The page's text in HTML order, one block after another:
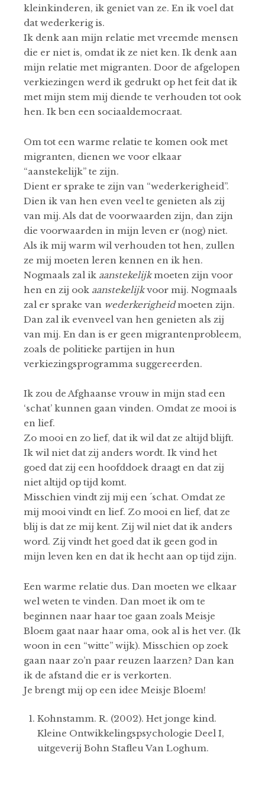
kleinkinderen, ik geniet van ze. En ik voel dat
dat wederkerig is.
Ik denk aan mijn relatie met vreemde mensen
die er niet is, omdat ik ze niet ken. Ik denk aan
mijn relatie met migranten. Door de afgelopen
verkiezingen werd ik gedrukt op het feit dat ik
met mijn stem mij diende te verhouden tot ook
hen. Ik ben een sociaaldemocraat.
Om tot een warme relatie te komen ook met
migranten, dienen we voor elkaar
“aanstekelijk” te zijn.
Dient er sprake te zijn van “wederkerigheid”.
Dien ik van hen even veel te genieten als zij
van mij. Als dat de voorwaarden zijn, dan zijn
die voorwaarden in mijn leven er (nog) niet.
Als ik mij warm wil verhouden tot hen, zullen
ze mij moeten leren kennen en ik hen.
Nogmaals zal ik aanstekelijkmoeten zijn voor
hen en zij ook aanstekelijkvoor mij. Nogmaals
zal er sprake van wederkerigheidmoeten zijn.
Dan zal ik evenveel van hen genieten als zij
van mij. En dan is er geen migrantenprobleem,
zoals de politieke partijen in hun
verkiezingsprogramma suggereerden.
Ik zou de Afghaanse vrouw in mijn stad een
‘schat’ kunnen gaan vinden. Omdat ze mooi is
en lief.
Zo mooi en zo lief, dat ik wil dat ze altijd blijft.
Ik wil niet dat zij anders wordt. Ik vind het
goed dat zij een hoofddoek draagt en dat zij
niet altijd op tijd komt.
Misschien vindt zij mij een ´schat. Omdat ze
mij mooi vindt en lief. Zo mooi en lief, dat ze
blij is dat ze mij kent. Zij wil niet dat ik anders
word. Zij vindt het goed dat ik geen god in
mijn leven ken en dat ik hecht aan op tijd zijn.
Een warme relatie dus. Dan moeten we elkaar
wel weten te vinden. Dan moet ik om te
beginnen naar haar toe gaan zoals Meisje
Bloem gaat naar haar oma, ook al is het ver. (Ik
woon in een “witte” wijk). Misschien op zoek
gaan naar zo’n paar reuzen laarzen? Dan kan
ik de afstand die er is verkorten.
Je brengt mij op een idee Meisje Bloem!
Kohnstamm. R. (2002). Het jonge kind.
Kleine Ontwikkelingspsychologie Deel I,
uitgeverij Bohn Stafleu Van Loghum.